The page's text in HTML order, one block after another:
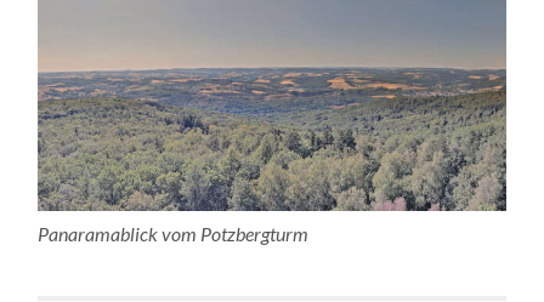
Panaramablick vom Potzbergturm